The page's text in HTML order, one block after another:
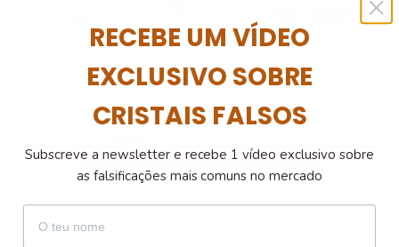
Ágata Árvore
€5.00
Amazonite
€5.00
1 2 … 5
RECEBE UM VÍDEO
EXCLUSIVO SOBRE
CRISTAIS FALSOS
Subscreve a newsletter e recebe 1 vídeo exclusivo sobre
as falsificações mais comuns no mercado
nome